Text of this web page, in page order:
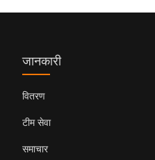
जानकारी
वितरण
टीम सेवा
समाचार